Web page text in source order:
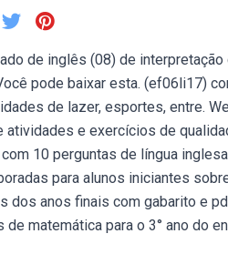
de inglês (08) de interpretação
pode baixar esta. (ef06li17)
de lazer, esportes, entre.
atividades e exercícios de
10 perguntas de língua
para alunos iniciantes
dos anos finais com gabarito e
de matemática para o 3° ano do